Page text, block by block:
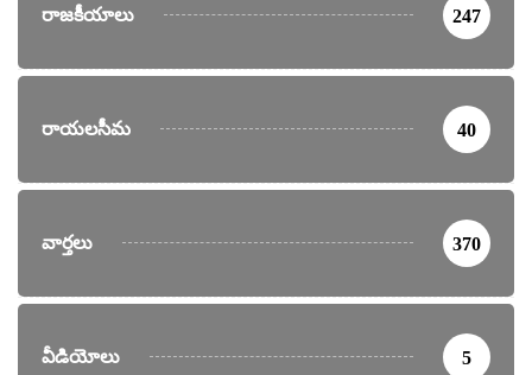
రాజకీయాలు 247
రాయలసీమ 40
వార్తలు 370
వీడియోలు 5